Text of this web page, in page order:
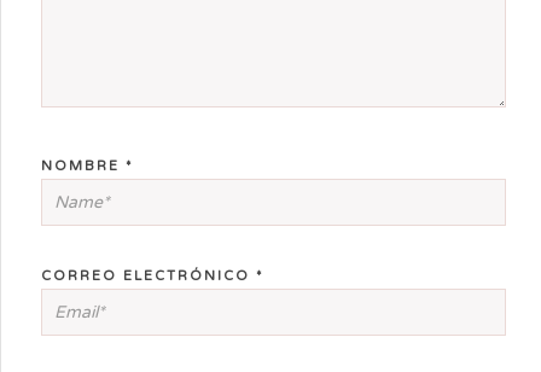
NOMBRE *
CORREO ELECTRÓNICO *